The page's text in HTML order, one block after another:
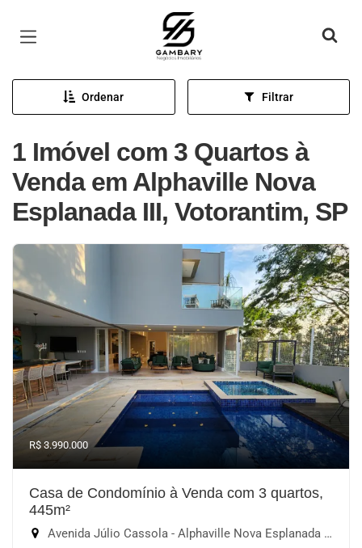
Página inicial
Ordenar Filtrar
1 Imóvel com 3 Quartos à
Venda em Alphaville Nova
Esplanada III, Votorantim, SP
R$ 3.990.000
Casa de Condomínio à Venda com 3 quartos,
445m²
Avenida Júlio Cassola - Alphaville Nova Esplanada III, Votorantim-SP